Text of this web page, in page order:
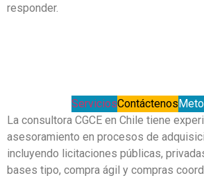
responder.
ServiciosContáctenos
La consultora CGCE en Chile tiene
asesoramiento en procesos de
incluyendo licitaciones públicas,
bases tipo, compra ágil y compras